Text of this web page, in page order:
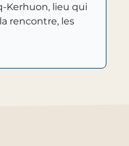
Kerhuon, lieu qui
rencontre, les